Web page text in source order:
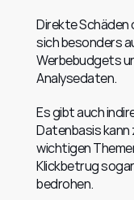
Direkte Schäden
sich besonders
Werbebudgets
Analysedaten.
Es gibt auch
Datenbasis kann
wichtigen
Klickbetrug
bedrohen.